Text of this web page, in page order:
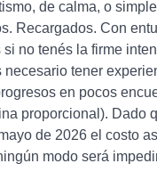
de calma, o
Recargados. Con
no tenés la firme
tener
en pocos
proporcional).
de 2026 el costo
modo será